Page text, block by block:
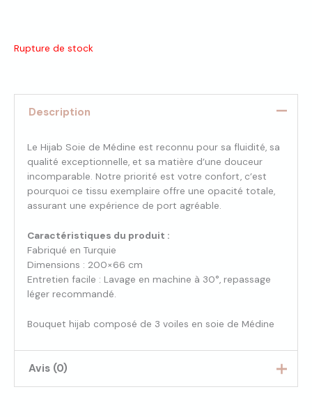
Rupture de stock
Description
Le Hijab Soie de Médine est reconnu pour sa fluidité, sa
qualité exceptionnelle, et sa matière d’une douceur
incomparable. Notre priorité est votre confort, c’est
pourquoi ce tissu exemplaire offre une opacité totale,
assurant une expérience de port agréable.
Caractéristiques du produit :
Fabriqué en Turquie
Dimensions : 200×66 cm
Entretien facile : Lavage en machine à 30°, repassage
léger recommandé.
Bouquet hijab composé de 3 voiles en soie de Médine
Avis (0)